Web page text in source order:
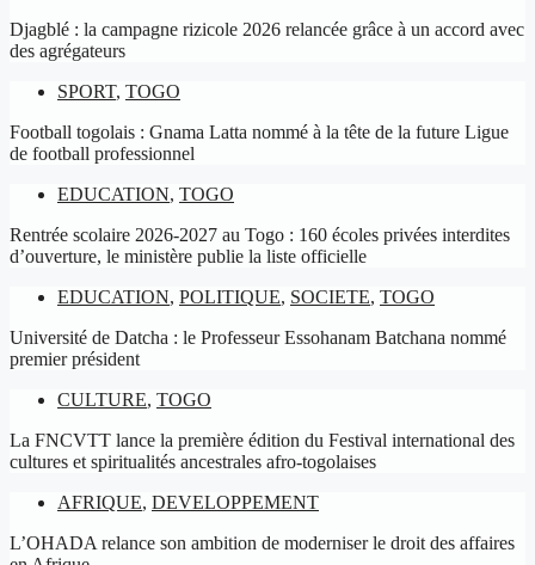
Djagblé : la campagne rizicole 2026 relancée grâce à un accord avec
des agrégateurs
SPORT, TOGO
Football togolais : Gnama Latta nommé à la tête de la future Ligue
de football professionnel
EDUCATION, TOGO
Rentrée scolaire 2026-2027 au Togo : 160 écoles privées interdites
d’ouverture, le ministère publie la liste officielle
EDUCATION, POLITIQUE, SOCIETE, TOGO
Université de Datcha : le Professeur Essohanam Batchana nommé
premier président
CULTURE, TOGO
La FNCVTT lance la première édition du Festival international des
cultures et spiritualités ancestrales afro-togolaises
AFRIQUE, DEVELOPPEMENT
L’OHADA relance son ambition de moderniser le droit des affaires